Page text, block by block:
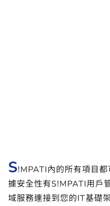
S!MPATI內的所有項目
據安全性有S!MPATI用戶
域服務連接到您的IT基礎